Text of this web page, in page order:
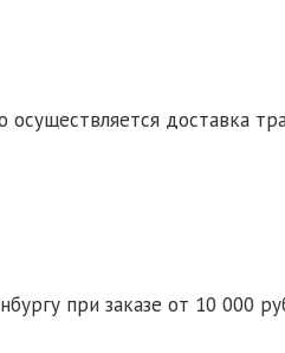
доставка
и до терминала
при заказе от 10 000